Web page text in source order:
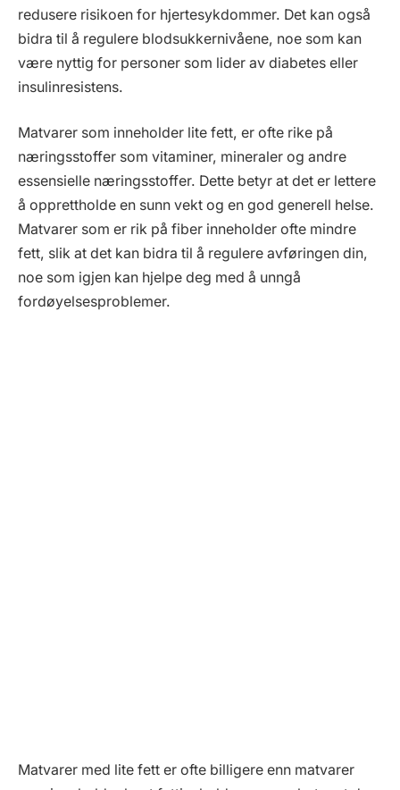
redusere risikoen for hjertesykdommer. Det kan også
bidra til å regulere blodsukkernivåene, noe som kan
være nyttig for personer som lider av diabetes eller
insulinresistens.
Matvarer som inneholder lite fett, er ofte rike på
næringsstoffer som vitaminer, mineraler og andre
essensielle næringsstoffer. Dette betyr at det er lettere
å opprettholde en sunn vekt og en god generell helse.
Matvarer som er rik på fiber inneholder ofte mindre
fett, slik at det kan bidra til å regulere avføringen din,
noe som igjen kan hjelpe deg med å unngå
fordøyelsesproblemer.
Matvarer med lite fett er ofte billigere enn matvarer